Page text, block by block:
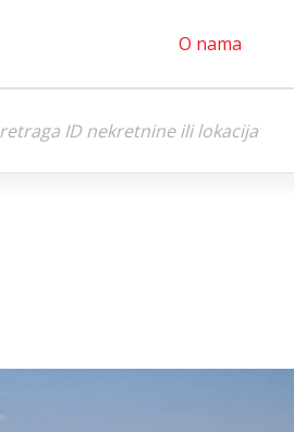
O nama